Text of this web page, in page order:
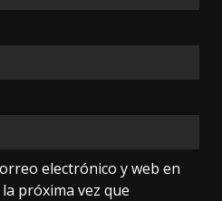
electrónico y web en
próxima vez que